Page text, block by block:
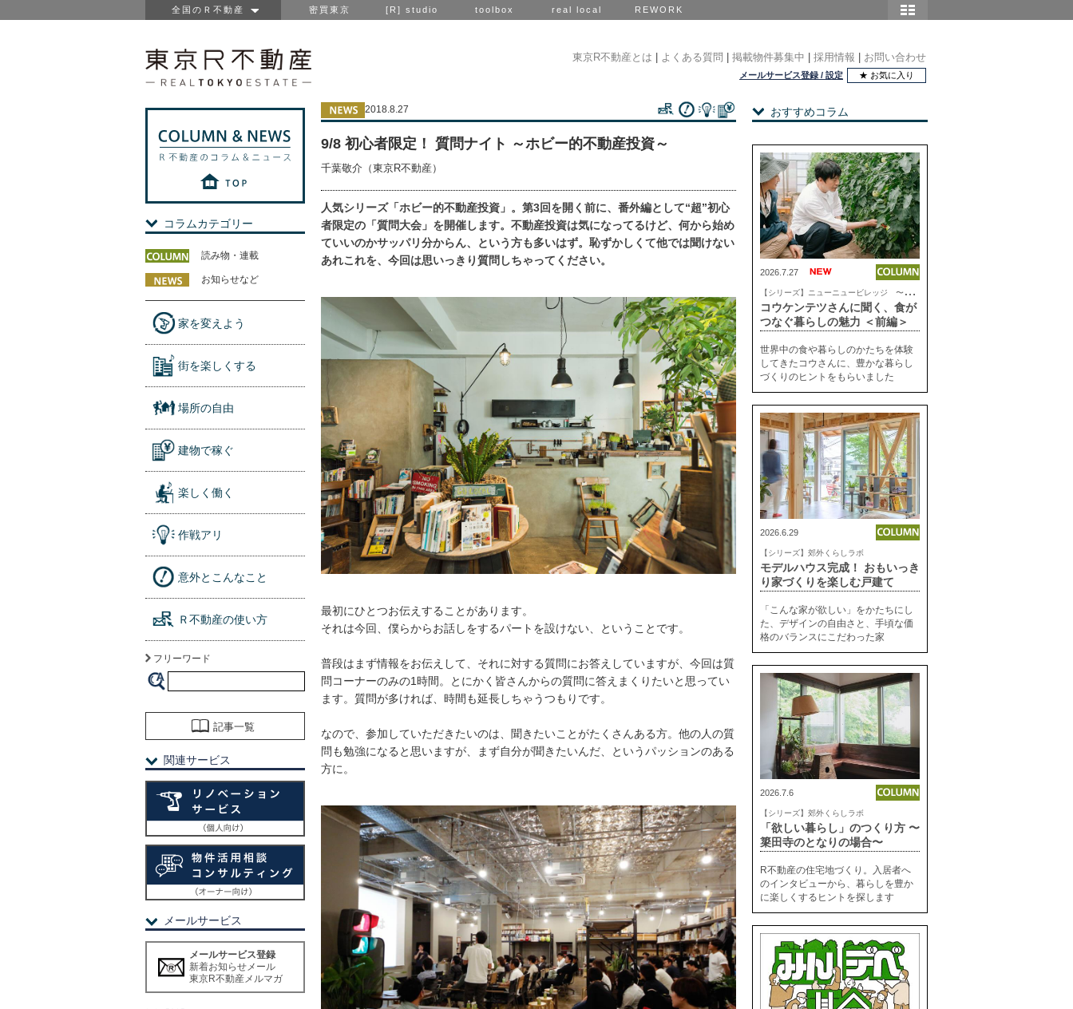
全国のＲ不動産 密買東京 [R] studio toolbox real local REWORK
東京R不動産とは よくある質問 掲載物件募集中 採用情報 お問い合わせ
メールサービス登録 / 設定 ★ お気に入り
2018.8.27
9/8 初心者限定！ 質問ナイト ～ホビー的不動産投資～
千葉敬介（東京R不動産）
人気シリーズ「ホビー的不動産投資」。第3回を開く前に、番外編として“超”初心
者限定の「質問大会」を開催します。不動産投資は気になってるけど、何から始め
ていいのかサッパリ分からん、という方も多いはず。恥ずかしくて他では聞けない
あれこれを、今回は思いっきり質問しちゃってください。
最初にひとつお伝えすることがあります。
それは今回、僕らからお話しをするパートを設けない、ということです。
普段はまず情報をお伝えして、それに対する質問にお答えしていますが、今回は質
問コーナーのみの1時間。とにかく皆さんからの質問に答えまくりたいと思ってい
ます。質問が多ければ、時間も延長しちゃうつもりです。
なので、参加していただきたいのは、聞きたいことがたくさんある方。他の人の質
問も勉強になると思いますが、まず自分が聞きたいんだ、というパッションのある
方に。
おすすめコラム
2026.7.27
【
シリーズ】ニューニュービレッジ 〜これからの気持ちいい暮らし
コウケンテツさんに聞く、食が
つなぐ暮らしの魅力 ＜前編＞
世界中の食や暮らしのかたちを体験
してきたコウさんに、豊かな暮らし
づくりのヒントをもらいました
2026.6.29
【シリーズ】郊外くらしラボ
モデルハウス完成！ おもいっき
り家づくりを楽しむ戸建て
「こんな家が欲しい」をかたちにし
た、デザインの自由さと、手頃な価
格のバランスにこだわった家
2026.7.6
【シリーズ】郊外くらしラボ
「欲しい暮らし」のつくり方 〜
簗田寺のとなりの場合〜
R不動産の住宅地づくり。入居者へ
のインタビューから、暮らしを豊か
に楽しくするヒントを探します
コラムカテゴリー
読み物・連載
お知らせなど
家を変えよう
街を楽しくする
場所の自由
建物で稼ぐ
楽しく働く
作戦アリ
意外とこんなこと
Ｒ不動産の使い方
フリーワード
記事一覧
関連サービス
メールサービス
メールサービス登録
新着お知らせメール
東京R不動産メルマガ